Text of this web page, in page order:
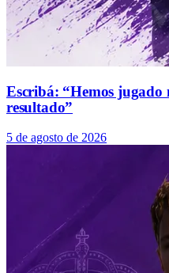
Escribá: “Hemos jugado
resultado”
5 de agosto de 2026